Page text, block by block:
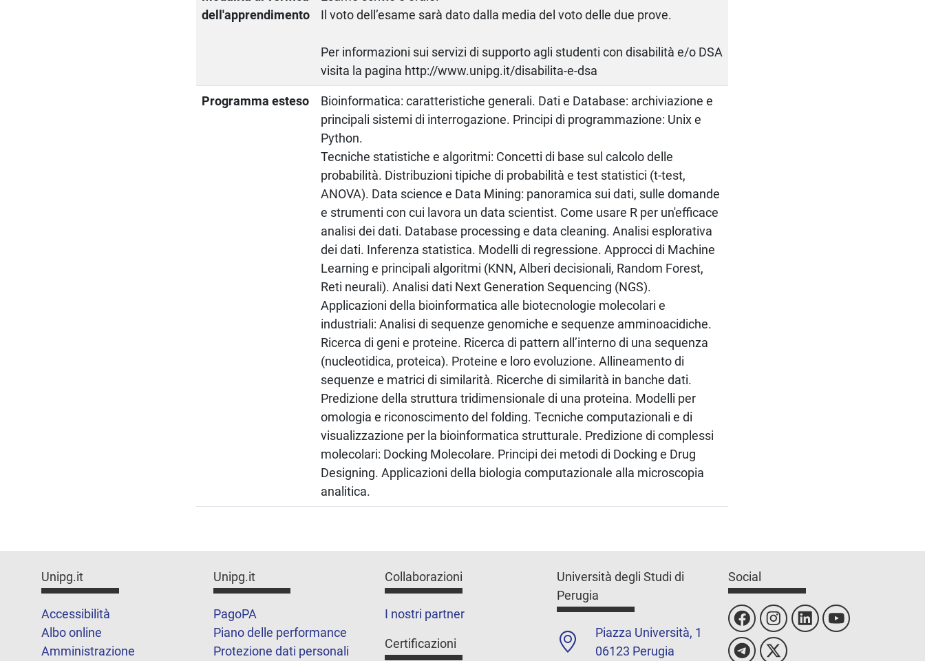
dell'apprendimento
Il voto dell’esame sarà dato dalla media del voto delle due prove.
Per informazioni sui servizi di supporto agli studenti con disabilità e/o DSA
visita la pagina http://www.unipg.it/disabilita-e-dsa
Programma esteso
Bioinformatica: caratteristiche generali. Dati e Database: archiviazione e
principali sistemi di interrogazione. Principi di programmazione: Unix e
Python.
Tecniche statistiche e algoritmi: Concetti di base sul calcolo delle
probabilità. Distribuzioni tipiche di probabilità e test statistici (t-test,
ANOVA). Data science e Data Mining: panoramica sui dati, sulle domande
e strumenti con cui lavora un data scientist. Come usare R per un'efficace
analisi dei dati. Database processing e data cleaning. Analisi esplorativa
dei dati. Inferenza statistica. Modelli di regressione. Approcci di Machine
Learning e principali algoritmi (KNN, Alberi decisionali, Random Forest,
Reti neurali). Analisi dati Next Generation Sequencing (NGS).
Applicazioni della bioinformatica alle biotecnologie molecolari e
industriali: Analisi di sequenze genomiche e sequenze amminoacidiche.
Ricerca di geni e proteine. Ricerca di pattern all’interno di una sequenza
(nucleotidica, proteica). Proteine e loro evoluzione. Allineamento di
sequenze e matrici di similarità. Ricerche di similarità in banche dati.
Predizione della struttura tridimensionale di una proteina. Modelli per
omologia e riconoscimento del folding. Tecniche computazionali e di
visualizzazione per la bioinformatica strutturale. Predizione di complessi
molecolari: Docking Molecolare. Principi dei metodi di Docking e Drug
Designing. Applicazioni della biologia computazionale alla microscopia
analitica.
Unipg.it
Accessibilità
Albo online
Amministrazione
Unipg.it
PagoPA
Piano delle performance
Protezione dati personali
Collaborazioni
I nostri partner
Certificazioni
Università degli Studi di
Perugia
Piazza Università, 1
06123 Perugia
Social